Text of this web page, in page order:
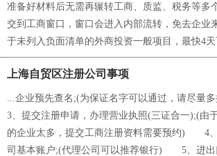
准备好材料后无需再辗转工商、质监、税务等多
交到工商窗口，窗口会进入内部流转，免去企业
于未列入负面清单的外商投资一般项目，最快4天
上海自贸区注册公司事项
...企业预先查名;(为保证名字可以通过，请尽
3、提交注册申请，办理营业执照(三证合一);(由
的企业太多，提交工商注册资料需要预约) 4
司基本账户;(代理公司可以推荐银行) 5、进出